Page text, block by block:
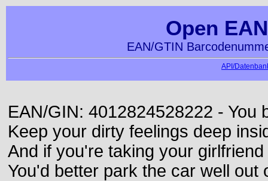
Open
EAN/GTIN
API/
EAN/GIN: 4012824528222 - You
Keep your dirty feelings deep
And if you're taking your
You'd better park the car well out